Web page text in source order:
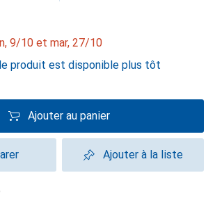
9/10 et mar, 27/10
produit est disponible plus tôt
Ajouter au panier
Ajouter à la liste